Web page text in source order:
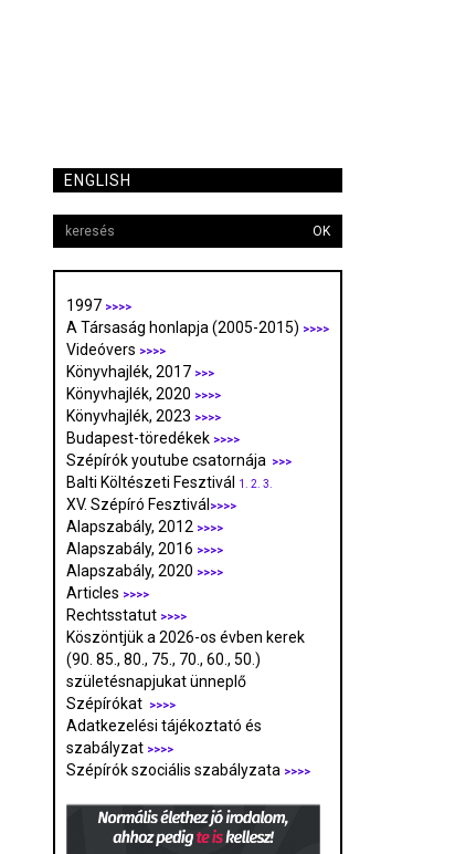
ENGLISH
OK
1997 >>>>
A Társaság honlapja (2005-2015) >>>>
Videóvers >>>>
Könyvhajlék, 2017 >>>
Könyvhajlék, 2020 >>>>
Könyvhajlék, 2023 >>>>
Budapest-töredékek >>>>
Szépírók youtube csatornája >>>
Balti Költészeti Fesztivál 1. 2. 3.
XV. Szépíró Fesztivál >>>>
Alapszabály, 2012 >>>>
Alapszabály, 2016 >>>>
Alapszabály, 2020 >>>>
Articles >>>>
Rechtsstatut >>>>
Köszöntjük a 2026-os évben kerek
(90. 85., 80., 75., 70., 60., 50.)
születésnapjukat ünneplő
Szépírókat
>>>>
Adatkezelési tájékoztató és
szabályzat >>>>
Szépírók szociális szabályzata >>>>